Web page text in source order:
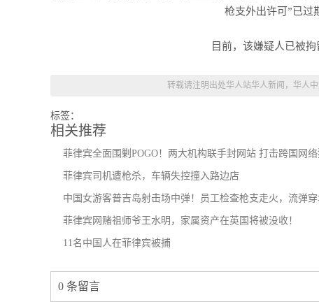
枪支外出许可”已过
目前，该嫌疑人已被
转载请注明出处华人站华人新闻，华人中
标签：
相关推荐
菲律宾全面围剿POGO！两大机构联手封网站 打击跨国网
菲律宾司机遭枪杀，车辆失控撞入路边店
中国女游客普吉岛射击场中弹！员工检查枪支走火，流弹穿
菲律宾网赌祖师爷王水明，家属资产在英国将被没收！
11名中国人在菲律宾被捕
0 条留言